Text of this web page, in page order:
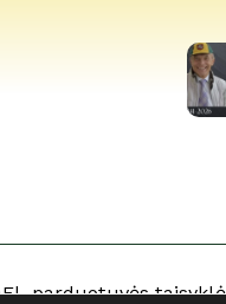
El. parduotuvės